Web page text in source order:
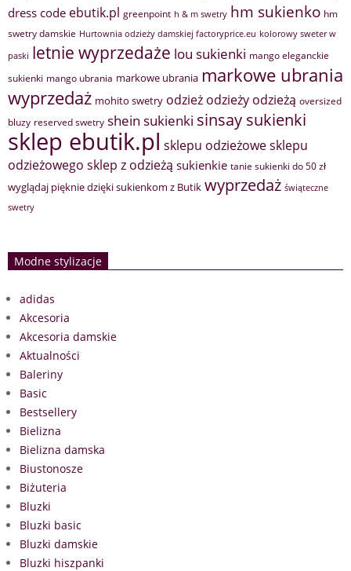
dress code ebutik.pl greenpoint h & m swetry hm sukienko hm
swetry damskie Hurtownia odzieży damskiej factoryprice.eu kolorowy sweter w
paski letnie wyprzedaże lou sukienki mango eleganckie
sukienki mango ubrania markowe ubrania markowe ubrania
wyprzedaż mohito swetry odzież odzieży odzieżą oversized
bluzy reserved swetry shein sukienki sinsay sukienki
sklep ebutik.pl sklepu odzieżowesklepu
odzieżowego sklep z odzieżą sukienkie tanie sukienki do 50 zł
wyglądaj pięknie dzięki sukienkom z Butik wyprzedaż świąteczne
swetry
Modne stylizacje
adidas
Akcesoria
Akcesoria damskie
Aktualności
Baleriny
Basic
Bestsellery
Bielizna
Bielizna damska
Biustonosze
Biżuteria
Bluzki
Bluzki basic
Bluzki damskie
Bluzki hiszpanki